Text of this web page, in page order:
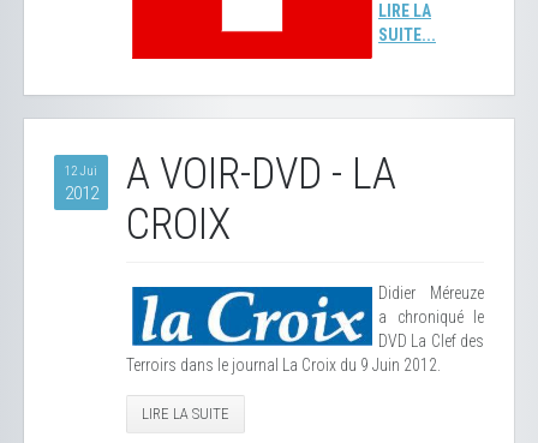
LIRE LA
SUITE...
12 Jui
2012
A VOIR-DVD - LA
CROIX
Didier Méreuze
a chroniqué le
DVD La Clef des
Terroirs dans le journal La Croix du 9 Juin 2012.
LIRE LA SUITE